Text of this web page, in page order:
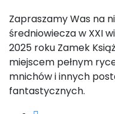
Zapraszamy Was na
średniowiecza w XXI
2025 roku Zamek
miejscem pełnym
mnichów i innych
fantastycznych.